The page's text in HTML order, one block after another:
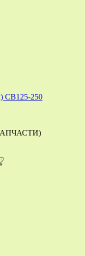
CB125-250